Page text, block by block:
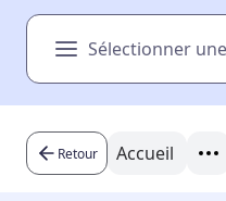
Présentation vidéo
Besoin d'aide ?
Sélectionner
Retour Accueil